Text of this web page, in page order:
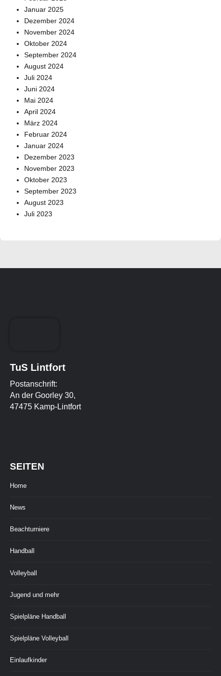
Januar 2025
Dezember 2024
November 2024
Oktober 2024
September 2024
August 2024
Juli 2024
Juni 2024
Mai 2024
April 2024
März 2024
Februar 2024
Januar 2024
Dezember 2023
November 2023
Oktober 2023
September 2023
August 2023
Juli 2023
TuS Lintfort
Postanschrift:
An der Goorley 30,
47475 Kamp-Lintfort
SEITEN
Home
News
Beachturniere
Handball
Volleyball
Jugend und mehr
Spielpläne Handball
Spielpläne Volleyball
Einlaufkinder